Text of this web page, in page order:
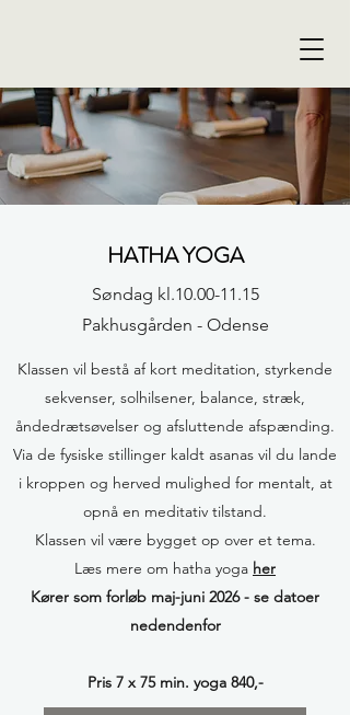
FASTE HOLD & EVENTS
HATHA YOGA
Søndag kl.10.00-11.15
Pakhusgården - Odense
Klassen vil bestå af kort meditation, styrkende
sekvenser, solhilsener, balance, stræk,
åndedrætsøvelser og afsluttende afspænding.
Via de fysiske stillinger kaldt asanas vil du lande
i kroppen og herved mulighed for mentalt, at
opnå en meditativ tilstand.
Klassen vil være bygget op over et tema.
Læs mere om hatha yoga her
Kører som forløb maj-juni 2026- se datoer
nedendenfor
Pris 7 x 75 min. yoga 840,-